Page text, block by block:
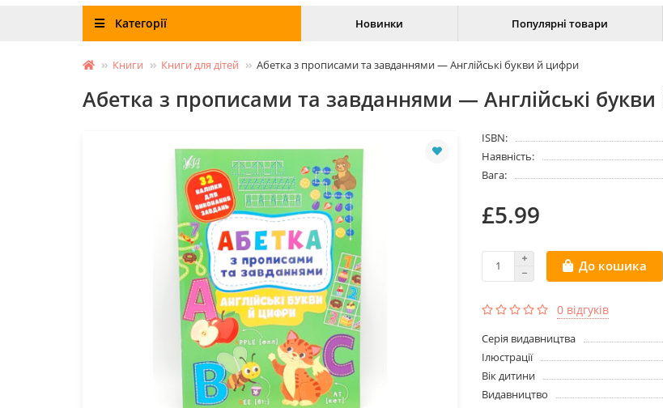
Категорії Новинки Популярні товари
Книги Книги для дітей Абетка з прописами та завданнями — Англійські букви й цифри
Абетка з прописами та завданнями — Англійські
ISBN:
Наявність:
Вага:
£5.99
До кошика
0 відгуків
Серія видавництва
Ілюстрації
Вік дитини
Видавництво